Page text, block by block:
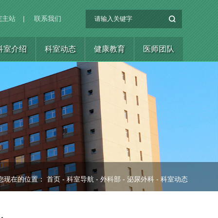
主站 | 联系我们
室介绍 科室动态 健康教育 医师团队
现在的位置： 首页 - 科室导航 - 外科部 - 泌尿外科 - 科室动态